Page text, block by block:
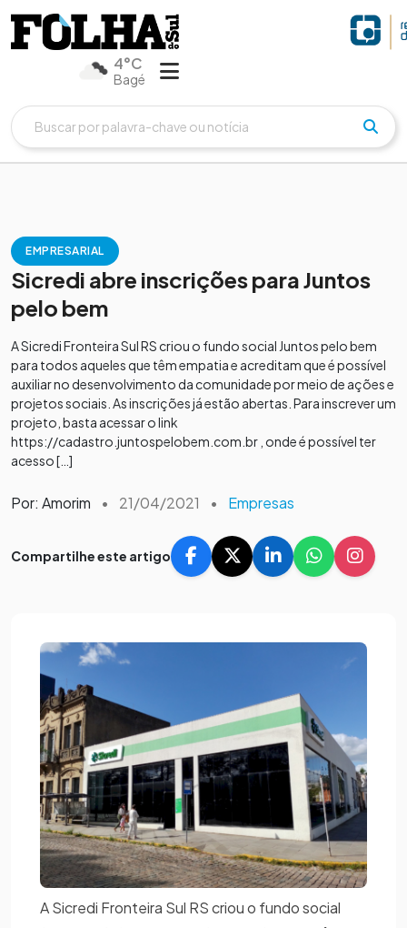
4°C
Bagé
EMPRESARIAL
Sicredi abre inscrições para Juntos
pelo bem
A Sicredi Fronteira Sul RS criou o fundo social Juntos pelo bem
para todos aqueles que têm empatia e acreditam que é possível
auxiliar no desenvolvimento da comunidade por meio de ações e
projetos sociais. As inscrições já estão abertas. Para inscrever um
projeto, basta acessar o link
https://cadastro.juntospelobem.com.br , onde é possível ter
acesso […]
Por: Amorim • 21/04/2021 • Empresas
Compartilhe este artigo
A Sicredi Fronteira Sul RS criou o fundo social